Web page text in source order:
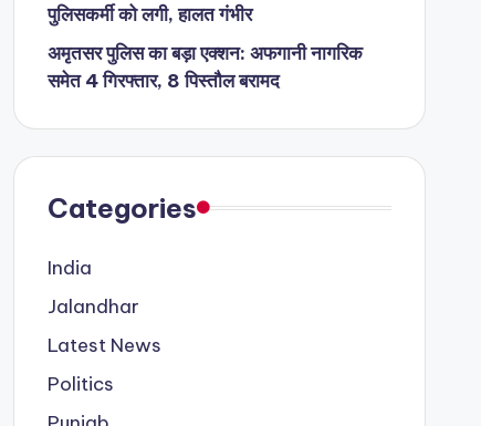
पुलिसकर्मी को लगी, हालत गंभीर
अमृतसर पुलिस का बड़ा एक्शन: अफगानी नागरिक
समेत 4 गिरफ्तार, 8 पिस्तौल बरामद
Categories
India
Jalandhar
Latest News
Politics